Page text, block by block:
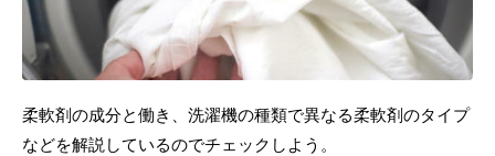
柔軟剤の成分と働き、洗濯機の種類で異なる柔軟剤のタイプ
などを解説しているのでチェックしよう。